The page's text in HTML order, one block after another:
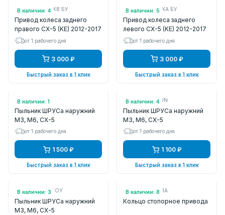
В наличии: 4
Арт.: RTA12550XB БУ
Привод колеса заднего
правого CX-5 (KE) 2012-2017
от 1 рабочего дня
3 000 ₽
Быстрый заказ в 1 клик
В наличии: 5
Арт.: RTA12560XA БУ
Привод колеса заднего
левого CX-5 (KE) 2012-2017
от 1 рабочего дня
3 000 ₽
Быстрый заказ в 1 клик
В наличии: 1
Арт.: 0517PBK
Пыльник ШРУСа наружний
M3, M6, CX-5
от 1 рабочего дня
1 500 ₽
Быстрый заказ в 1 клик
В наличии: 4
Арт.: KAT2005UN
Пыльник ШРУСа наружний
M3, M6, CX-5
от 1 рабочего дня
1 100 ₽
Быстрый заказ в 1 клик
В наличии: 3
Арт.: KAT2042TOY
Пыльник ШРУСа наружний
M3, M6, CX-5
В наличии: 8
Арт.: H01025421A
Кольцо стопорное привода